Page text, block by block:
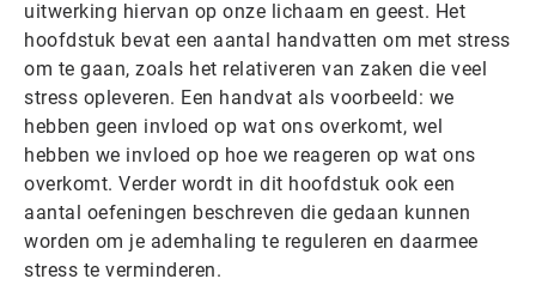
uitwerking hiervan op onze lichaam en geest. Het
hoofdstuk bevat een aantal handvatten om met stress
om te gaan, zoals het relativeren van zaken die veel
stress opleveren. Een handvat als voorbeeld: we
hebben geen invloed op wat ons overkomt, wel
hebben we invloed op hoe we reageren op wat ons
overkomt. Verder wordt in dit hoofdstuk ook een
aantal oefeningen beschreven die gedaan kunnen
worden om je ademhaling te reguleren en daarmee
stress te verminderen.